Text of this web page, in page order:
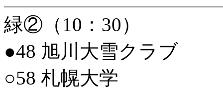
緑②（10：30）
●48 旭川大雪クラブ
○58 札幌大学